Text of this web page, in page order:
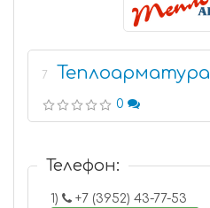
7 Теплоарматура
0
Телефон:
1)
+7 (3952) 43-77-53